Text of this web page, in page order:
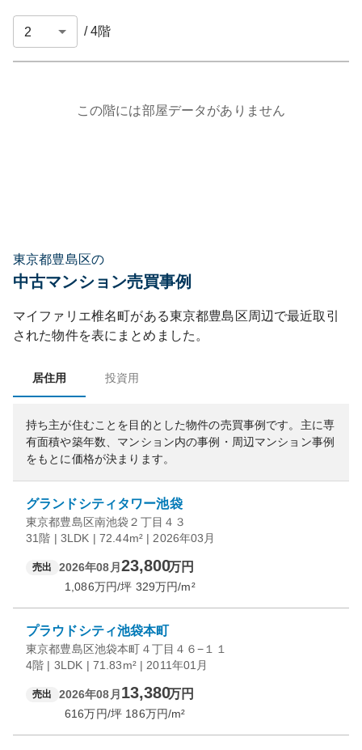
/4階
この階には部屋データがありません
東京都豊島区の
中古マンション売買事例
マイファリエ椎名町がある東京都豊島区周辺で最近取引
された物件を表にまとめました。
居住用 投資用
持ち主が住むことを目的とした物件の売買事例です。 主に専
有面積や築年数、マンション内の事例・周辺マンション事例
をもとに価格が決まります。
グランドシティタワー池袋
東京都豊島区南池袋２丁目４３
31階 | 3LDK | 72.44m² | 2026年03月
売出 2026年08月 23,800万円
1,086万円/坪 329万円/m²
プラウドシティ池袋本町
東京都豊島区池袋本町４丁目４６−１１
4階 | 3LDK | 71.83m² | 2011年01月
売出 2026年08月 13,380万円
616万円/坪 186万円/m²